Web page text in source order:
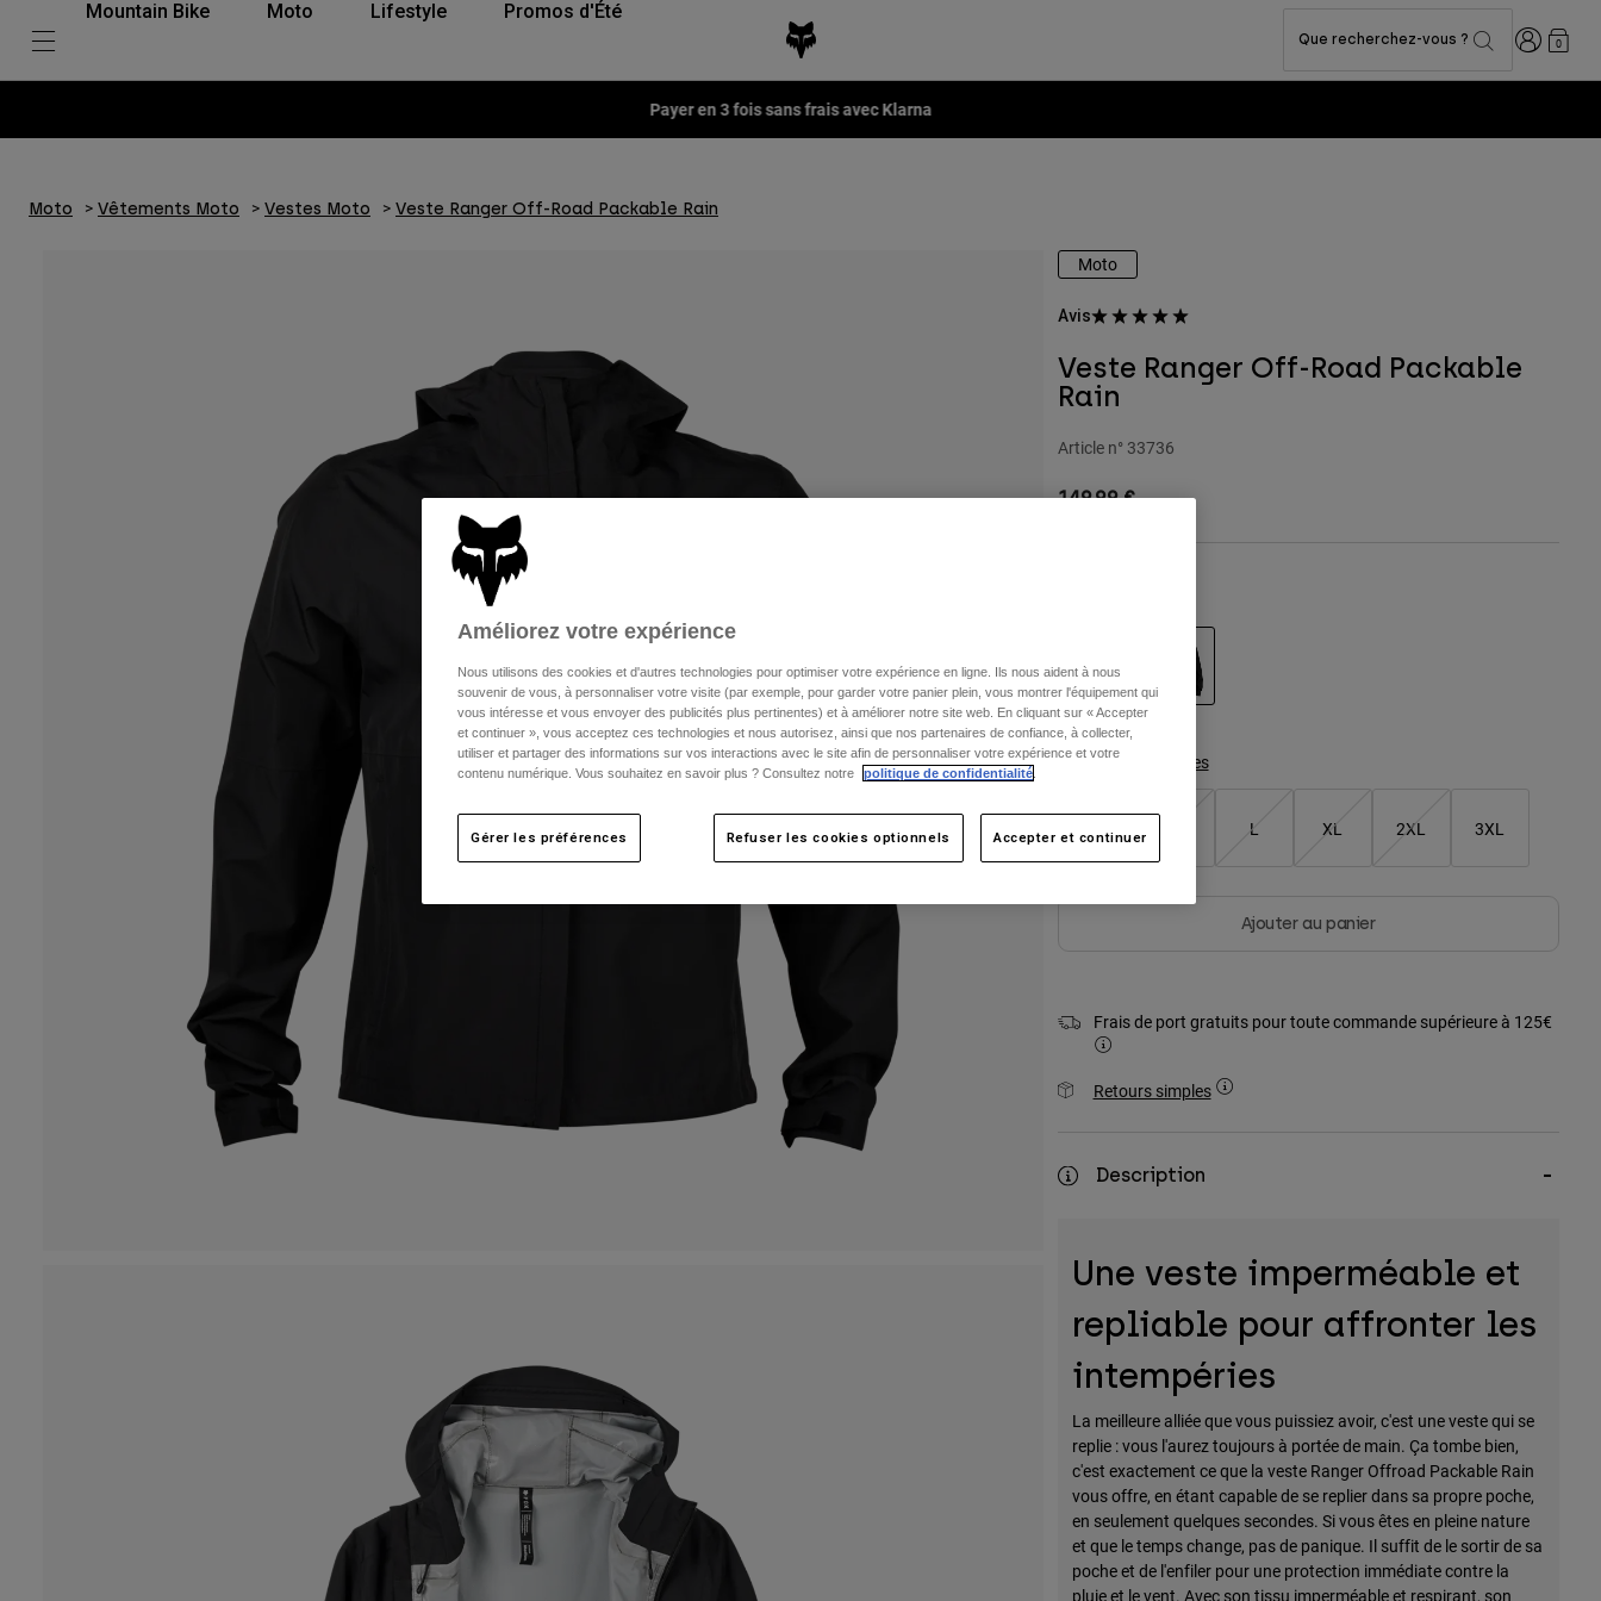
Mountain Bike Moto Lifestyle Promos d'Été
Que recherchez-vous ? Connexion
0
Moto Vêtements Moto Vestes Moto Veste Ranger Off-Road Packable Rain
Moto
Avis
Veste Ranger Off-Road Packable
Rain
Article n° 33736
149,99 €
Tableau des tailles
L XL 2XL 3XL
Ajouter au panier
Frais de port gratuits pour toute commande supérieure à 125€
Retours simples
Description
Une veste imperméable et
repliable pour affronter les
intempéries
La meilleure alliée que vous puissiez avoir, c'est une veste qui se
replie : vous l'aurez toujours à portée de main. Ça tombe bien,
c'est exactement ce que la veste Ranger Offroad Packable Rain
vous offre, en étant capable de se replier dans sa propre poche,
en seulement quelques secondes. Si vous êtes en pleine nature
et que le temps change, pas de panique. Il suffit de le sortir de sa
poche et de l'enfiler pour une protection immédiate contre la
pluie et le vent. Avec son tissu imperméable et respirant, son
Améliorez votre expérience
Nous utilisons des cookies et d'autres technologies pour optimiser votre expérience en ligne. Ils nous aident à nous
souvenir de vous, à personnaliser votre visite (par exemple, pour garder votre panier plein, vous montrer l'équipement qui
vous intéresse et vous envoyer des publicités plus pertinentes) et à améliorer notre site web. En cliquant sur « Accepter
et continuer », vous acceptez ces technologies et nous autorisez, ainsi que nos partenaires de confiance, à collecter,
utiliser et partager des informations sur vos interactions avec le site afin de personnaliser votre expérience et votre
contenu numérique. Vous souhaitez en savoir plus ? Consultez notre
politique de confidentialité
Gérer les préférences Refuser les cookies optionnels Accepter et continuer